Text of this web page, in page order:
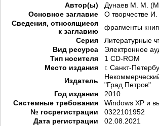
Автор(ы)
Дунаев М. М.
Основное заглавие
О творчестве
Сведения, относящиеся
к заглавию
фрагменты
Серия
Литературные
Вид ресурса
Электронное
Тип носителя
1 CD-ROM
Место издания
г. Санкт-
Издатель
"Град Петров"
Год издания
2010
Системные требования
Windows XP и
№ госрегистрации
0322101952
Дата регистрации
02.08.2021